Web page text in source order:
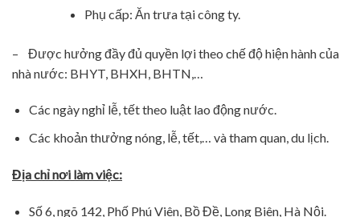
Phụ cấp: Ăn trưa tại công ty.
– Được hưởng đầy đủ quyền lợi theo chế độ hiện hành của
nhà nước: BHYT, BHXH, BHTN,…
Các ngày nghỉ lễ, tết theo luật lao động nước.
Các khoản thưởng nóng, lễ, tết,… và tham quan, du lịch.
Địa chỉ nơi làm việc:
Số 6, ngõ 142, Phố Phú Viên, Bồ Đề, Long Biên, Hà Nội.